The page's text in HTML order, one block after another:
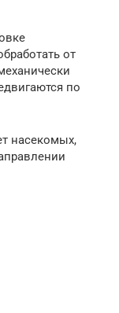
от
по
насекомых,